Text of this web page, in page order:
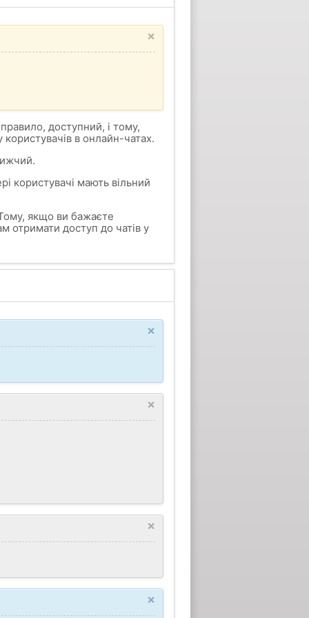
×
доступний, і тому,
в онлайн-чатах.
користувачі мають вільний
якщо ви бажаєте
отримати доступ до чатів у
×
×
×
×